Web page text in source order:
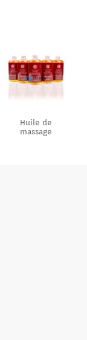
Huile de
massage